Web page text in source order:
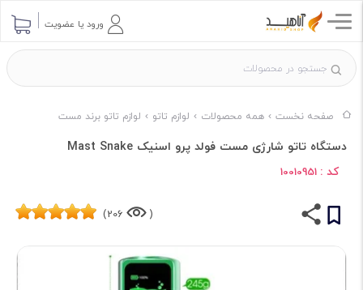
ورود یا عضویت
صفحه نخست همه محصولات لوازم تاتو لوازم تاتو برند مست
دستگاه تاتو شارژی مست فولد پرو اسنیک Mast Snake
کد : 10010951
(
206)